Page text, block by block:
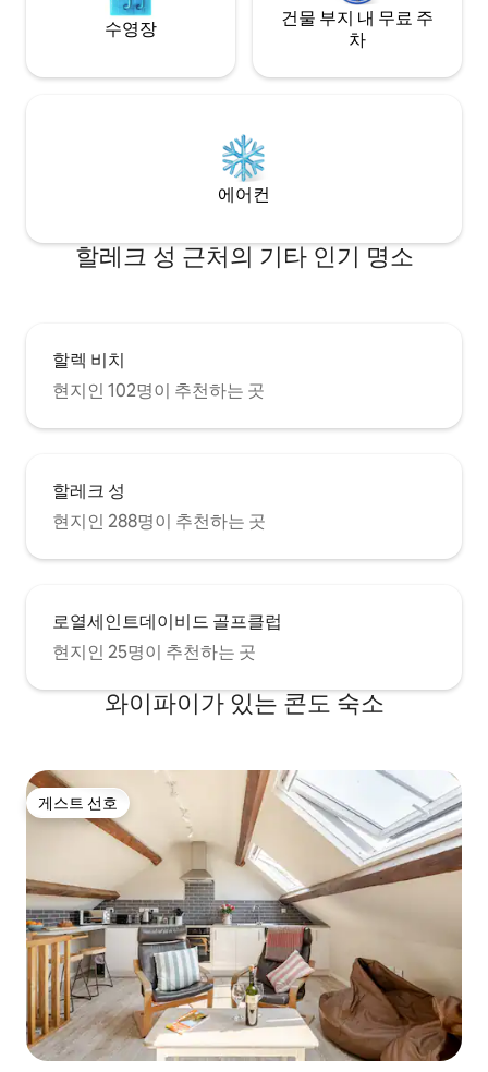
수영장
건물 부지 내 무료 주
차
에어컨
할레크 성 근처의 기타 인기 명소
할렉 비치
현지인 102명이 추천하는 곳
할레크 성
현지인 288명이 추천하는 곳
로열세인트데이비드 골프클럽
현지인 25명이 추천하는 곳
와이파이가 있는 콘도 숙소
게스트 선호
게스트 선호